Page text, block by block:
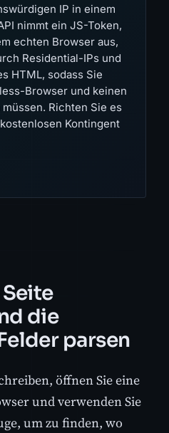
IP in einem
nimmt ein JS-Token,
echten Browser aus,
Residential-IPs und
HTML, sodass Sie
Browser und keinen
Richten Sie es
Kontingent
die
parsen
öffnen Sie eine
und verwenden Sie
um zu finden, wo